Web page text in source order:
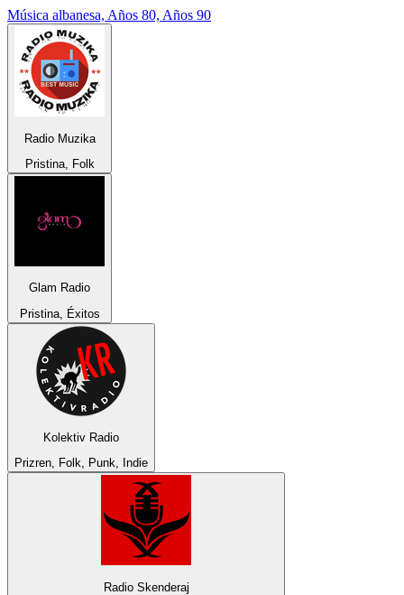
Música albanesa, Años 80, Años 90
Radio Muzika
Pristina, Folk
Glam Radio
Pristina, Éxitos
Kolektiv Radio
Prizren, Folk, Punk, Indie
Radio Skenderaj